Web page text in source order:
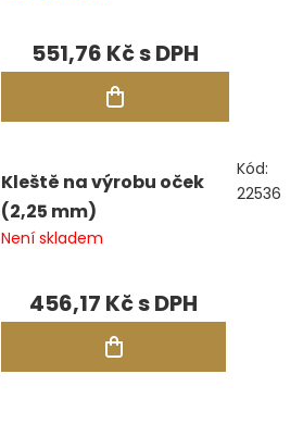
551,76 Kč
Kleště na výrobu oček
(2,25 mm)
Není skladem
456,17 Kč
Kód:
22536